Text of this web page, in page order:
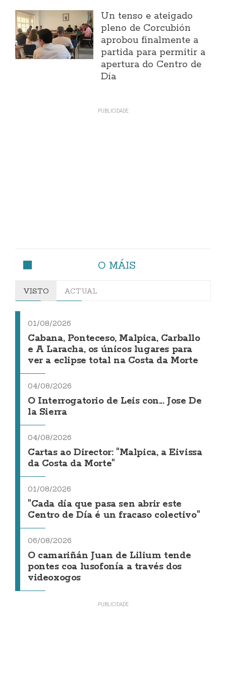
Un tenso e ateigado
pleno de Corcubión
aprobou finalmente a
partida para permitir a
apertura do Centro de
Día
O MÁIS
VISTO ACTUAL
01/08/2026
Cabana, Ponteceso, Malpica, Carballo
e A Laracha, os únicos lugares para
ver a eclipse total na Costa da Morte
04/08/2026
O Interrogatorio de Leis con... Jose De
la Sierra
04/08/2026
Cartas ao Director: "Malpica, a Eivissa
da Costa da Morte"
01/08/2026
"Cada día que pasa sen abrir este
Centro de Día é un fracaso colectivo"
06/08/2026
O camariñán Juan de Lilium tende
pontes coa lusofonía a través dos
videoxogos